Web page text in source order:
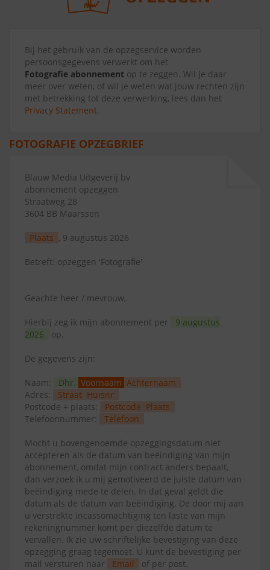
Bij het gebruik van de opzegservice worden
persoonsgegevens verwerkt om het
Fotografie abonnement op te zeggen. Wil je daar
meer over weten, of wil je weten wat jouw rechten zijn
met betrekking tot deze verwerking, lees dan het
Privacy Statement.
FOTOGRAFIE OPZEGBRIEF
Blauw Media Uitgeverij bv
abonnement opzeggen
Straatweg 28
3604 BB Maarssen
Plaats , 9 augustus 2026
Betreft: opzeggen 'Fotografie'
Geachte heer / mevrouw,
Hierbij zeg ik mijn abonnement per
9 augustus
2026
op.
De gegevens zijn:
Naam: Dhr. Voornaam Achternaam
Adres:
Straat Huisnr
Postcode + plaats:
Postcode Plaats
Telefoonnummer:
Telefoon
Mocht u bovengenoemde opzeggingsdatum niet
accepteren als de datum van beëindiging van mijn
abonnement, omdat mijn contract anders bepaalt,
dan verzoek ik u mij gemotiveerd de juiste datum van
beëindiging mede te delen. In dat geval geldt die
datum als de datum van beëindiging. De door mij aan
u verstrekte incassomachtiging ten laste van mijn
rekeningnummer komt per diezelfde datum te
vervallen. Ik zie uw schriftelijke bevestiging van deze
opzegging graag tegemoet. U kunt de bevestiging per
mail versturen naar
Email of per post.